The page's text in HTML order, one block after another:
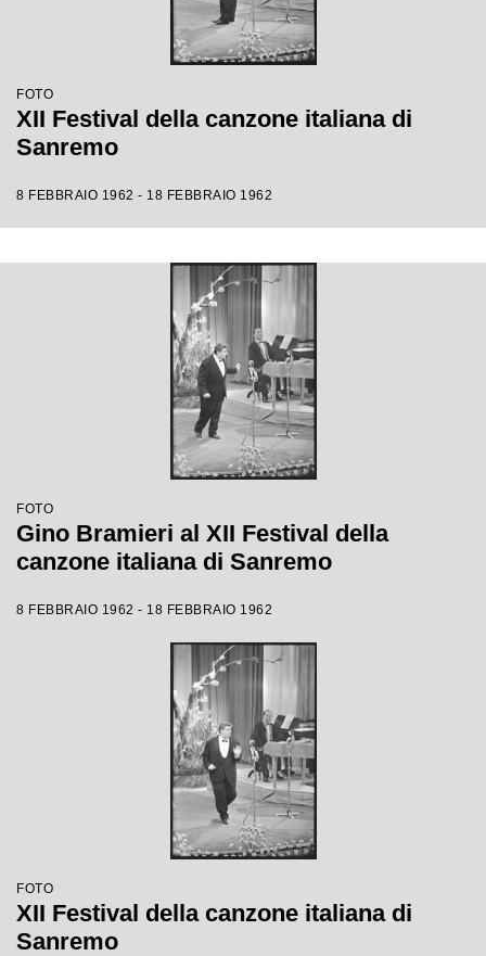
FOTO
XII Festival della canzone italiana di
Sanremo
8 FEBBRAIO 1962 - 18 FEBBRAIO 1962
FOTO
Gino Bramieri al XII Festival della
canzone italiana di Sanremo
8 FEBBRAIO 1962 - 18 FEBBRAIO 1962
FOTO
XII Festival della canzone italiana di
Sanremo